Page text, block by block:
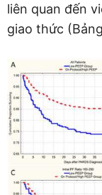
liên quan đến
giao thức